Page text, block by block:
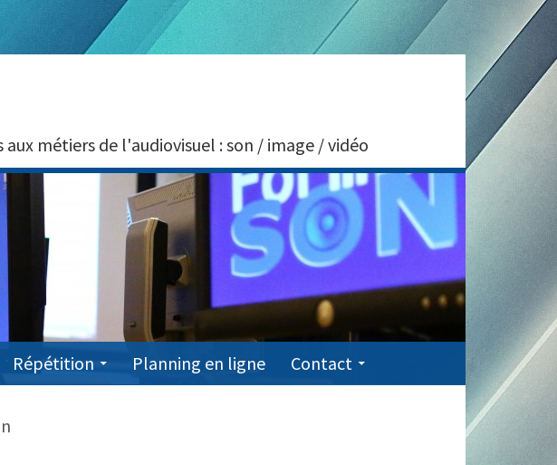
aux métiers de l'audiovisuel : son / image / vidéo
Répétition Planning en ligne Contact